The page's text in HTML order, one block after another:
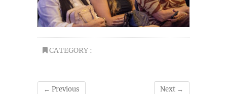
CATEGORY :
← Previous Next →